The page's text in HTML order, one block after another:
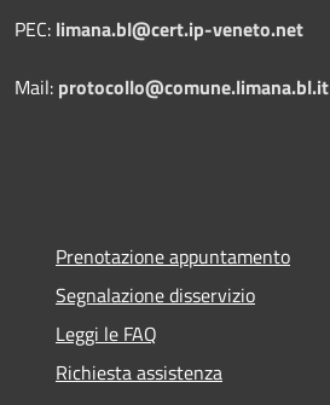
PEC: limana.bl@cert.ip-veneto.net
Mail: protocollo@comune.limana.bl.it
Prenotazione appuntamento
Segnalazione disservizio
Leggi le FAQ
Richiesta assistenza